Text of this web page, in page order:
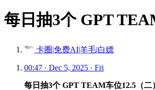
每日抽3个 GPT
卡圈|免费AI|羊毛|白嫖
00:47 · Dec 5, 2025 · Fri
每日抽3个 GPT TEAM车位12.5（二